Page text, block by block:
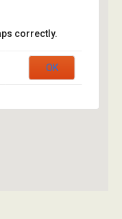
correctly.
OK